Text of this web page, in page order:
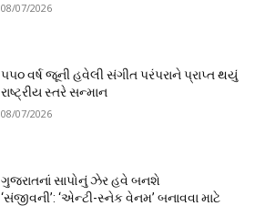
08/07/2026
૫૫૦ વર્ષ જૂની હવેલી સંગીત પરંપરાને પ્રાપ્ત થયું
રાષ્ટ્રીય સ્તરે સન્માન
08/07/2026
ગુજરાતનાં સાપોનું ઝેર હવે બનશે
‘સંજીવની’: ‘એન્ટી-સ્નેક વેનમ’ બનાવવા માટે